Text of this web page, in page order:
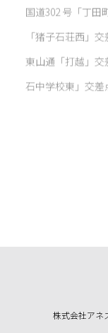
国道302 号「丁田
「猪子石荘西」交
東山通「打越」
石中学校東」交差
株式会社アネ